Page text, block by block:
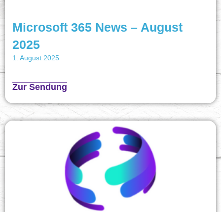
Microsoft 365 News – August
2025
1. August 2025
Zur Sendung